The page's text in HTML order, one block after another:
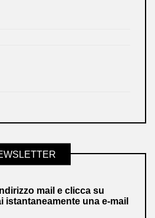
mail e clicca su
una e-mail